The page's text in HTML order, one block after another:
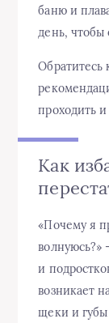
баню и
день, чтобы
Обратитесь
проходить
Как
«Почему я
волнуюсь?»
и
возникает
щеки и губы